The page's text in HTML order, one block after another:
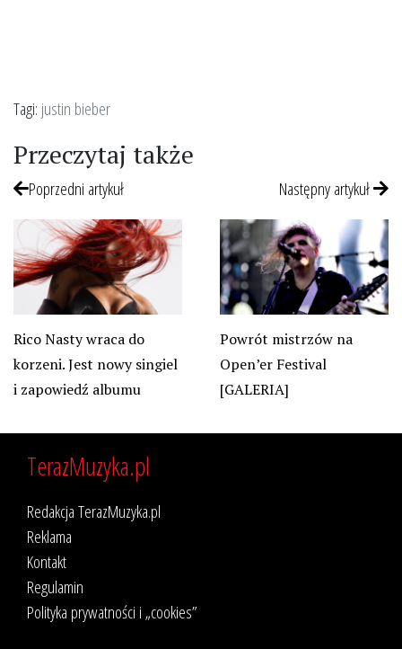
Tagi: justin bieber
Przeczytaj także
Poprzedni artykuł
Rico Nasty wraca do
korzeni. Jest nowy singiel
i zapowiedź albumu
Następny artykuł
Powrót mistrzów na
Open’er Festival
[GALERIA]
TerazMuzyka.pl
Redakcja TerazMuzyka.pl
Reklama
Kontakt
Regulamin
Polityka prywatności i „cookies”